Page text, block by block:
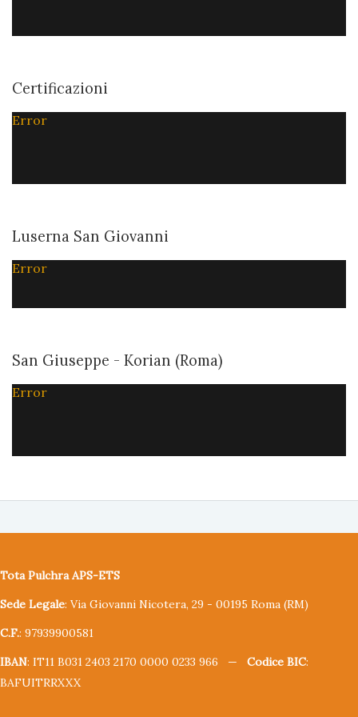
Certificazioni
Error
Luserna San Giovanni
Error
San Giuseppe - Korian (Roma)
Error
Tota Pulchra APS-ETS
Sede Legale: Via Giovanni Nicotera, 29 - 00195 Roma (RM)
C.F.: 97939900581
IBAN: IT11 B031 2403 2170 0000 0233 966 — Codice BIC:
BAFUITRRXXX